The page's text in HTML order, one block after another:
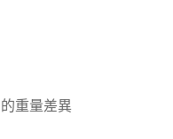
重量差異